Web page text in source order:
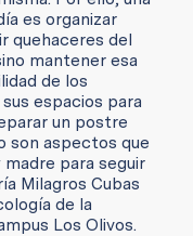
es organizar
quehaceres del
mantener esa
de los
espacios para
un postre
son aspectos que
para seguir
Milagros Cubas
de la
Los Olivos.